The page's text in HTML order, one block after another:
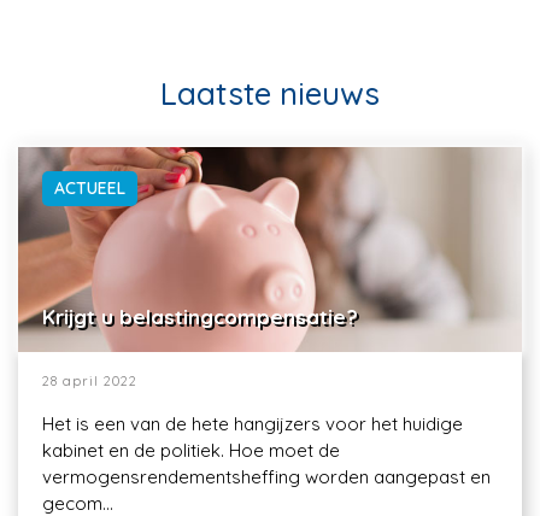
Laatste nieuws
ACTUEEL
Krijgt u belastingcompensatie?
28 april 2022
Het is een van de hete hangijzers voor het huidige
kabinet en de politiek. Hoe moet de
vermogensrendementsheffing worden aangepast en
gecom...